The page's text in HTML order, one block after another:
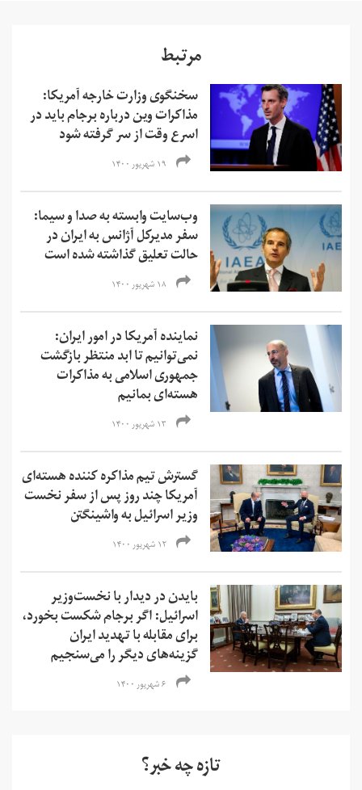
مرتبط
سخنگوی وزارت خارجه آمریکا:
مذاکرات وین درباره برجام باید در
اسرع وقت از سر گرفته شود
۱۹ شهریور ۱۴۰۰
وب‌سایت وابسته به صدا و سیما:
سفر مدیرکل آژانس به ایران در
حالت تعلیق گذاشته شده است
۱۸ شهریور ۱۴۰۰
نماینده آمریکا در امور ایران:
نمی‌‌توانیم تا ابد منتظر بازگشت
جمهوری اسلامی به مذاکرات
هسته‌ای بمانیم
۱۳ شهریور ۱۴۰۰
گسترش تیم مذاکره کننده هسته‌ای
آمریکا چند روز پس از سفر نخست
وزیر اسرائیل به واشینگتن
۱۲ شهریور ۱۴۰۰
بایدن در دیدار با نخست‌وزیر
اسرائیل: اگر برجام شکست بخورد،
برای مقابله با تهدید ایران
گزینه‌های دیگر را می‌سنجیم
۶ شهریور ۱۴۰۰
تازه چه خبر؟